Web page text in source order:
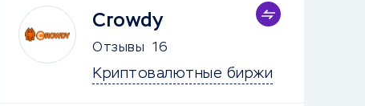
Crowdy
Отзывы 16
Криптовалютные биржи